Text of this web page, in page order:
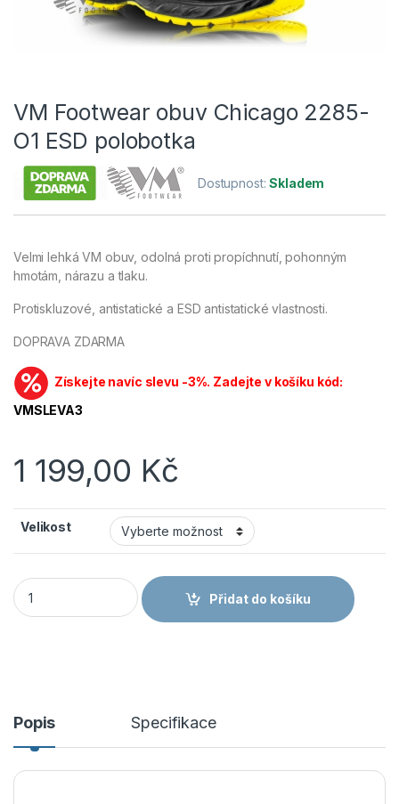
VM Footwear obuv Chicago 2285-
O1 ESD polobotka
Dostupnost:Skladem
Velmi lehká VM obuv, odolná proti propíchnutí, pohonným
hmotám, nárazu a tlaku.
Protiskluzové, antistatické a ESD antistatické vlastnosti.
DOPRAVA ZDARMA
Získejte navíc slevu -3%. Zadejte v košíku kód:
VMSLEVA3
1 199,00 Kč
Velikost
VM Footwear obuv Chicago 2285-O1 ESD polobotka množství
Přidat do košíku
Popis Specifikace